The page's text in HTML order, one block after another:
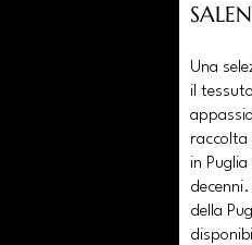
Una
il
raccolta
in
della